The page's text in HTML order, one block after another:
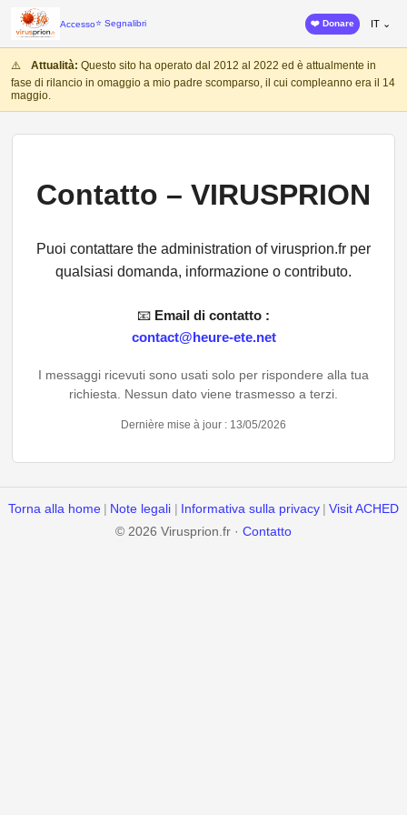
Accesso⭐ Segnalibri ❤️ Donare IT ⌄
⚠️ Attualità: Questo sito ha operato dal 2012 al 2022 ed è attualmente in
fase di rilancio in omaggio a mio padre scomparso, il cui compleanno era il 14
maggio.
Contatto – VIRUSPRION
Puoi contattare the administration of virusprion.fr per
qualsiasi domanda, informazione o contributo.
📧 Email di contatto :
contact@heure-ete.net
I messaggi ricevuti sono usati solo per rispondere alla tua
richiesta. Nessun dato viene trasmesso a terzi.
Dernière mise à jour : 13/05/2026
Torna alla home Note legali Informativa sulla privacy
Visit ACHED
© 2026 Virusprion.fr · Contatto